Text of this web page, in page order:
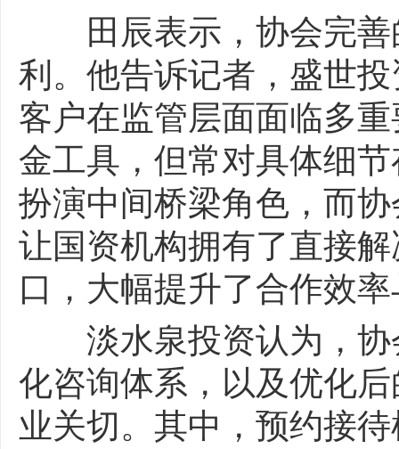
田辰表示，协会完善
利。他告诉记者，盛世
客户在监管层面面临多
金工具，但常对具体细
扮演中间桥梁角色，而
让国资机构拥有了直接
口，大幅提升了合作效
淡水泉投资认为，协
化咨询体系，以及优化
业关切。其中，预约接